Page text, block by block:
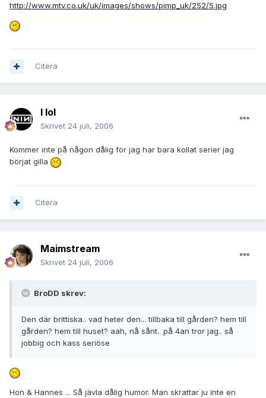
http://www.mtv.co.uk/uk/images/shows/pimp_uk/252/5.jpg
Citera
I lol
Skrivet 24 juli, 2006
Kommer inte på någon dålig för jag har bara kollat serier jag
börjat gilla
Citera
Maimstream
Skrivet 24 juli, 2006
BroDD skrev:
Den där brittiska.. vad heter den... tillbaka till gården? hem till
gården? hem till huset? aah, nå sånt.. på 4an tror jag.. så
jobbig och kass seriöse
Hon & Hannes ... Så jävla dålig humor. Man skrattar ju inte en